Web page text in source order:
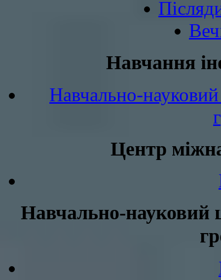
Навчання
Навчально-
Центр
Навчально-науковий